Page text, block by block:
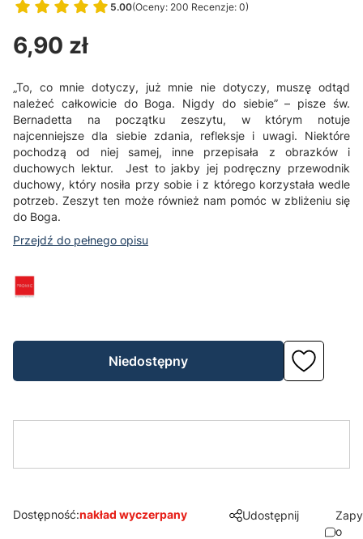
5.00(Oceny: 200 Recenzje: 0)
Przejdź do sekcji Opinie
Cena
6,90 zł
„To, co mnie dotyczy, już mnie nie dotyczy, muszę odtąd
należeć całkowicie do Boga. Nigdy do siebie” – pisze św.
Bernadetta na początku zeszytu, w którym notuje
najcenniejsze dla siebie zdania, refleksje i uwagi. Niektóre
pochodzą od niej samej, inne przepisała z obrazków i
duchowych lektur. Jest to jakby jej podręczny przewodnik
duchowy, który nosiła przy sobie i z którego korzystała wedle
potrzeb. Zeszyt ten może również nam pomóc w zbliżeniu się
do Boga.
Przejdź do pełnego opisu
Niedostępny
Dostępność:nakład wyczerpany Udostępnij
o